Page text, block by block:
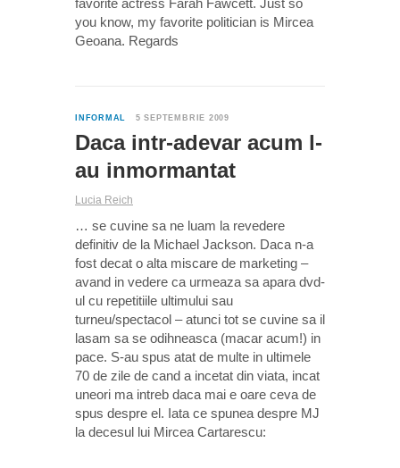
favorite actress Farah Fawcett. Just so
you know, my favorite politician is Mircea
Geoana. Regards
INFORMAL 5 SEPTEMBRIE 2009
Daca intr-adevar acum l-
au inmormantat
Lucia Reich
… se cuvine sa ne luam la revedere
definitiv de la Michael Jackson. Daca n-a
fost decat o alta miscare de marketing –
avand in vedere ca urmeaza sa apara dvd-
ul cu repetitiile ultimului sau
turneu/spectacol – atunci tot se cuvine sa il
lasam sa se odihneasca (macar acum!) in
pace. S-au spus atat de multe in ultimele
70 de zile de cand a incetat din viata, incat
uneori ma intreb daca mai e oare ceva de
spus despre el. Iata ce spunea despre MJ
la decesul lui Mircea Cartarescu: